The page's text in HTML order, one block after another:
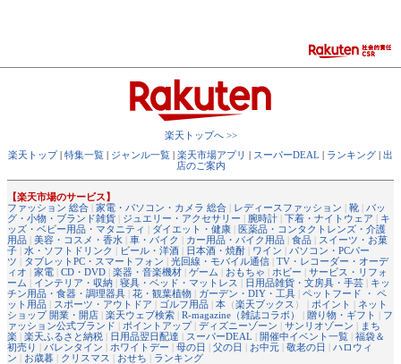
楽天トップへ >>
楽天トップ| 特集一覧 | ジャンル一覧 | 楽天市場アプリ | スーパーDEAL | ランキング | 出
店のご案内
【楽天市場のサービス】
ファッション 総合 | 家電・パソコン・カメラ 総合 | レディースファッション | 靴 | バッ
グ・小物・ブランド雑貨 | ジュエリー・アクセサリー | 腕時計 | 下着・ナイトウェア | キ
ッズ・ベビー用品・マタニティ | ダイエット・健康 | 医薬品・コンタクトレンズ・介護
用品 | 美容・コスメ・香水 | 車・バイク | カー用品・バイク用品 | 食品 | スイーツ・お菓
子 | 水・ソフトドリンク | ビール・洋酒 | 日本酒・焼酎 | ワイン | パソコン・PCパー
ツ | タブレットPC・スマートフォン | 光回線・モバイル通信 | TV・レコーダー・オーデ
ィオ | 家電 | CD・DVD | 楽器・音楽機材 | ゲーム | おもちゃ | ホビー | サービス・リフォ
ーム | インテリア・収納 | 寝具・ベッド・マットレス | 日用品雑貨・文房具・手芸 | キッ
チン用品・食器・調理器具 | 花・観葉植物 | ガーデン・DIY・工具 | ペットフード ・ ペ
ット用品 | スポーツ・アウトドア | ゴルフ用品 | 本 （楽天ブックス ） | ポイント | ネット
ショップ 開業・開店 | 楽天ウェブ検索 | R-magazine（雑誌コラボ） | 贈り物・ギフト | フ
ァッション公式ブランド | ポイントアップ| ディズニーゾーン | サンリオゾーン | まち
楽 | 楽天ふるさと納税 | 日用品翌日配達 | スーパーDEAL | 開催中イベント一覧 | 福袋＆
初売り | バレンタイン | ホワイトデー | 母の日 | 父の日 | お中元 | 敬老の日 | ハロウィ
ン | お歳暮 | クリスマス | おせち | ランキング